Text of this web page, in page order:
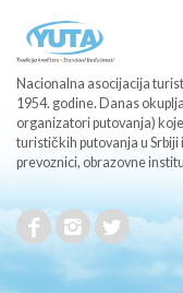
Nacionalna asocijacija
1954. godine. Danas
organizatori putovanja)
turističkih putovanja u
prevoznici, obrazovne